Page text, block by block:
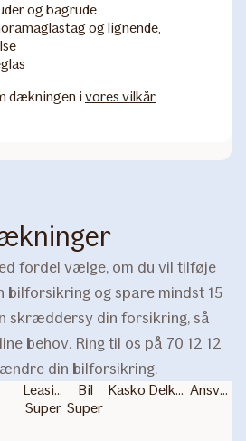
og bagrude
og lignende,
dækningen i vores vilkår
fordel vælge, om du vil tilføje
og spare mindst 15
skræddersy din forsikring, så
behov. Ring til os på 70 12 12
din bilforsikring.
Leasing
Super
Bil
Super
Kasko Delkasko Ansvar